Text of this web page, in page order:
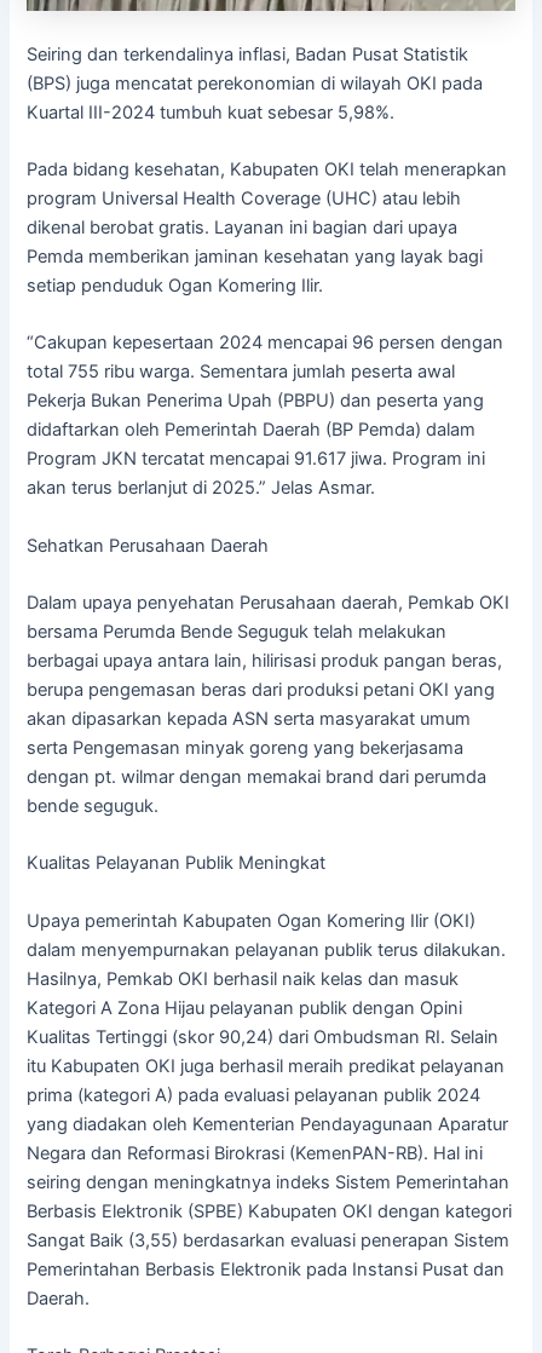
Seiring dan terkendalinya inflasi, Badan Pusat Statistik
(BPS) juga mencatat perekonomian di wilayah OKI pada
Kuartal III-2024 tumbuh kuat sebesar 5,98%.
Pada bidang kesehatan, Kabupaten OKI telah menerapkan
program Universal Health Coverage (UHC) atau lebih
dikenal berobat gratis. Layanan ini bagian dari upaya
Pemda memberikan jaminan kesehatan yang layak bagi
setiap penduduk Ogan Komering Ilir.
“Cakupan kepesertaan 2024 mencapai 96 persen dengan
total 755 ribu warga. Sementara jumlah peserta awal
Pekerja Bukan Penerima Upah (PBPU) dan peserta yang
didaftarkan oleh Pemerintah Daerah (BP Pemda) dalam
Program JKN tercatat mencapai 91.617 jiwa. Program ini
akan terus berlanjut di 2025.” Jelas Asmar.
Sehatkan Perusahaan Daerah
Dalam upaya penyehatan Perusahaan daerah, Pemkab OKI
bersama Perumda Bende Seguguk telah melakukan
berbagai upaya antara lain, hilirisasi produk pangan beras,
berupa pengemasan beras dari produksi petani OKI yang
akan dipasarkan kepada ASN serta masyarakat umum
serta Pengemasan minyak goreng yang bekerjasama
dengan pt. wilmar dengan memakai brand dari perumda
bende seguguk.
Kualitas Pelayanan Publik Meningkat
Upaya pemerintah Kabupaten Ogan Komering Ilir (OKI)
dalam menyempurnakan pelayanan publik terus dilakukan.
Hasilnya, Pemkab OKI berhasil naik kelas dan masuk
Kategori A Zona Hijau pelayanan publik dengan Opini
Kualitas Tertinggi (skor 90,24) dari Ombudsman RI. Selain
itu Kabupaten OKI juga berhasil meraih predikat pelayanan
prima (kategori A) pada evaluasi pelayanan publik 2024
yang diadakan oleh Kementerian Pendayagunaan Aparatur
Negara dan Reformasi Birokrasi (KemenPAN-RB). Hal ini
seiring dengan meningkatnya indeks Sistem Pemerintahan
Berbasis Elektronik (SPBE) Kabupaten OKI dengan kategori
Sangat Baik (3,55) berdasarkan evaluasi penerapan Sistem
Pemerintahan Berbasis Elektronik pada Instansi Pusat dan
Daerah.